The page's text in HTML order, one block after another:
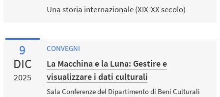
Una storia internazionale (XIX-XX secolo)
9
DIC
2025
CONVEGNI
La Macchina e la Luna: Gestire e
visualizzare i dati culturali
Sala Conferenze del Dipartimento di Beni Culturali